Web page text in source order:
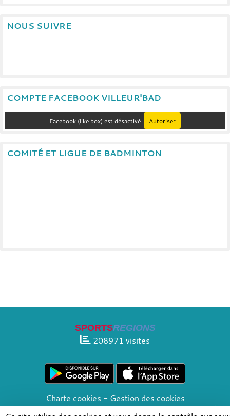
NOUS SUIVRE
COMPTE FACEBOOK VILLEUR'BAD
Facebook (like box) est désactivé. Autoriser
COMITÉ ET LIGUE DE BADMINTON
SPORTSREGIONS
208971 visites
Charte cookies
Gestion des cookies
Informations légales
Signaler un contenu inapproprié